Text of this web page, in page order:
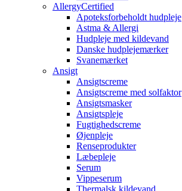
AllergyCertified
Apoteksforbeholdt hudpleje
Astma & Allergi
Hudpleje med kildevand
Danske hudplejemærker
Svanemærket
Ansigt
Ansigtscreme
Ansigtscreme med solfaktor
Ansigtsmasker
Ansigtspleje
Fugtighedscreme
Øjenpleje
Renseprodukter
Læbepleje
Serum
Vippeserum
Thermalsk kildevand